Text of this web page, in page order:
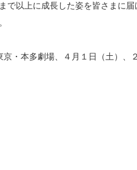
で以上に成長した姿を皆さまに届
・本多劇場、４月１日（土）、